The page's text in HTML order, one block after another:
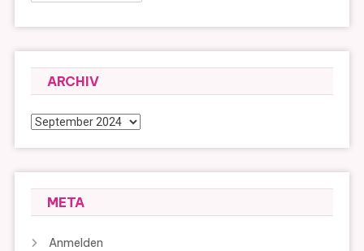
ARCHIV
Archiv
META
Anmelden